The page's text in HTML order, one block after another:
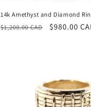
14k Amethyst and Diamond
Ordinarie
$1,200.00 CAD $980.00